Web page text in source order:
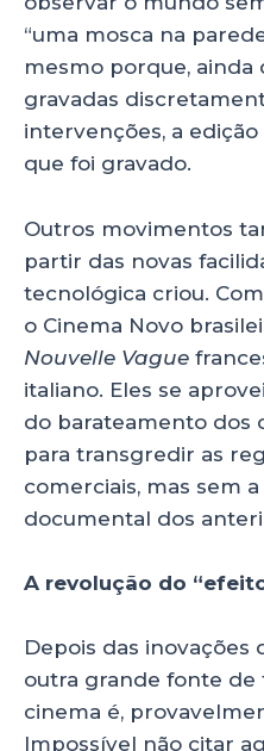
“uma mosca na
mesmo porque, ainda
gravadas
intervenções, a
que foi gravado.
Outros movimentos
partir das novas
tecnológica criou.
o Cinema Novo
Nouvelle Vague
italiano. Eles se
do barateamento dos
para transgredir as
comerciais, mas sem
documental dos
A revolução do
Depois das inovações
outra grande fonte de
cinema é,
Impossível não citar